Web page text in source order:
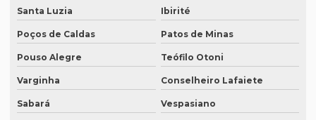
Empresa de tradução juramentada para diplomas em brasília
Empresa de tradução juramentada para diplomas em porto
alegre
Empresa de tradução juramentada em inglês
Empresa de tradução juramentada em inglês em campinas
Santa Luzia Ibirité
Poços de Caldas Patos de Minas
Pouso Alegre Teófilo Otoni
Varginha Conselheiro Lafaiete
Sabará Vespasiano